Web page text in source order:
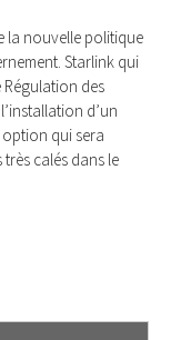
la nouvelle politique
Starlink qui
Régulation des
d’un
qui sera
calés dans le